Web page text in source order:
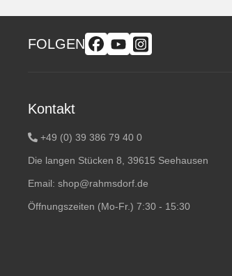
FOLGEN
Kontakt
+49 (0) 39 386 79 40 0
Die langen Stücken 8, 39615 Seehausen
Email: shop@rahmsdorf.de
Öffnungszeiten (Mo-Fr.) 7:30 - 15:30